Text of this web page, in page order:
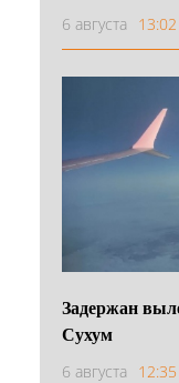
6 августа 13:02
Задержан
Сухум
6 августа 12:35